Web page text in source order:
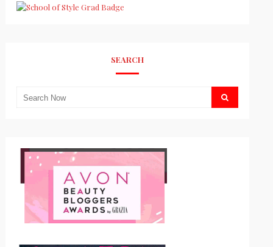
SEARCH